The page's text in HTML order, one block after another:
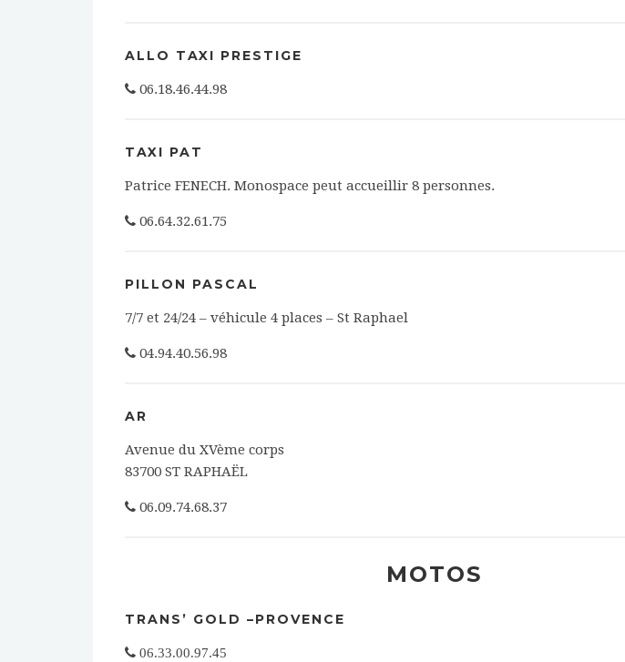
ALLO TAXI PRESTIGE
06.18.46.44.98
TAXI PAT
Patrice FENECH. Monospace peut accueillir 8 personnes.
06.64.32.61.75
PILLON PASCAL
7/7 et 24/24 – véhicule 4 places – St Raphael
04.94.40.56.98
AR
Avenue du XVème corps
83700 ST RAPHAËL
06.09.74.68.37
MOTOS
TRANS’ GOLD –PROVENCE
06.33.00.97.45